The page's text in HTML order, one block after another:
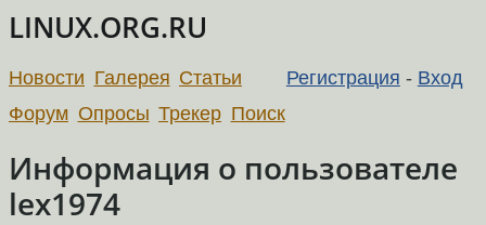
LINUX.ORG.RU
Регистрация - Вход
Новости Галерея Статьи
Форум Опросы Трекер Поиск
Информация о пользователе
lex1974